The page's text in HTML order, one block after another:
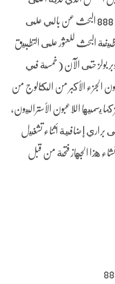
بطاقة. الكازينوهات العربية 888 البحث عن بالي على
وظيفة البحث للعثور على التطبيق
سوبر بولز حتى الآن (خمسة في
الجزء الأكبر من الكتالوج من
يسميها اللاعبون الأستراليون،
براري إضافية أثناء تشغيل
مهكرة 2024 تم إنشاء هذا الجهاز فتحة من قبل